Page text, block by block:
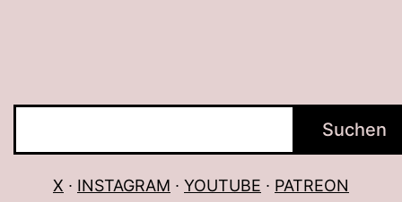
Suchen
X ∙ INSTAGRAM ∙ YOUTUBE ∙ PATREON